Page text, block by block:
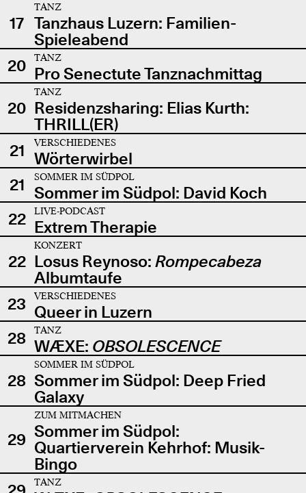
17
TANZ
Tanzhaus Luzern: Familien-
Spieleabend
20
TANZ
Pro Senectute Tanznachmittag
20
TANZ
Residenzsharing: Elias Kurth:
THRILL(ER)
21
VERSCHIEDENES
Wörterwirbel
21
SOMMER IM SÜDPOL
Sommer im Südpol: David Koch
22
LIVE-PODCAST
Extrem Therapie
22
KONZERT
Losus Reynoso: Rompecabeza
Albumtaufe
23
VERSCHIEDENES
Queer in Luzern
28
TANZ
WÆXE: OBSOLESCENCE
28
SOMMER IM SÜDPOL
Sommer im Südpol: Deep Fried
Galaxy
29
ZUM MITMACHEN
Sommer im Südpol:
Quartierverein Kehrhof: Musik-
Bingo
TANZ